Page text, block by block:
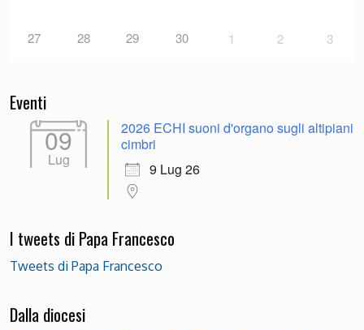
27 28 29 30 1 2 3
Eventi
09
Lug
2026 ECHI suoni d'organo sugli altipiani
cimbri
9 Lug 26
I tweets di Papa Francesco
Tweets di Papa Francesco
Dalla diocesi